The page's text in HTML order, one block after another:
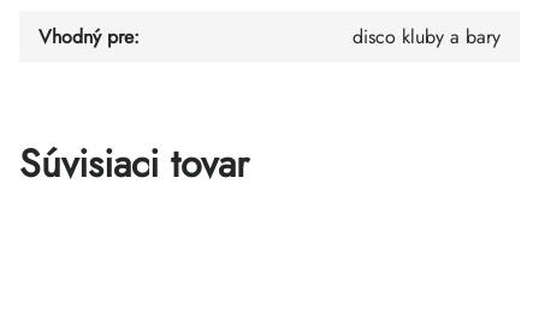
Vhodný pre: disco kluby a bary
Súvisiaci tovar